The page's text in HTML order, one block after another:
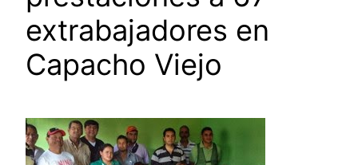
extrabajadores en
Capacho Viejo